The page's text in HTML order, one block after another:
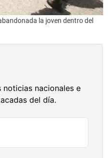
la joven dentro del
noticias nacionales e
del día.